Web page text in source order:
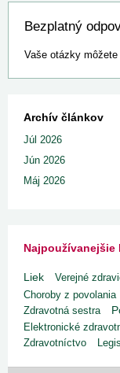
Bezplatný
Vaše otázky
Archív článkov
Júl 2026
Jún 2026
Máj 2026
Liek Verejné
Choroby z povolania
Zdravotná sestra
Elektronické
Zdravotníctvo